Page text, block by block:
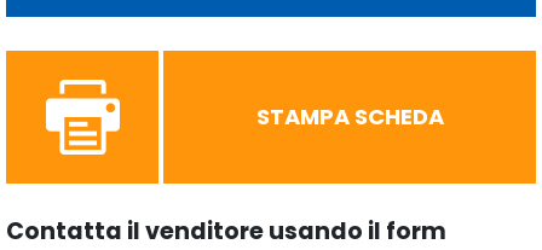
STAMPA SCHEDA
Contatta il venditore usando il form